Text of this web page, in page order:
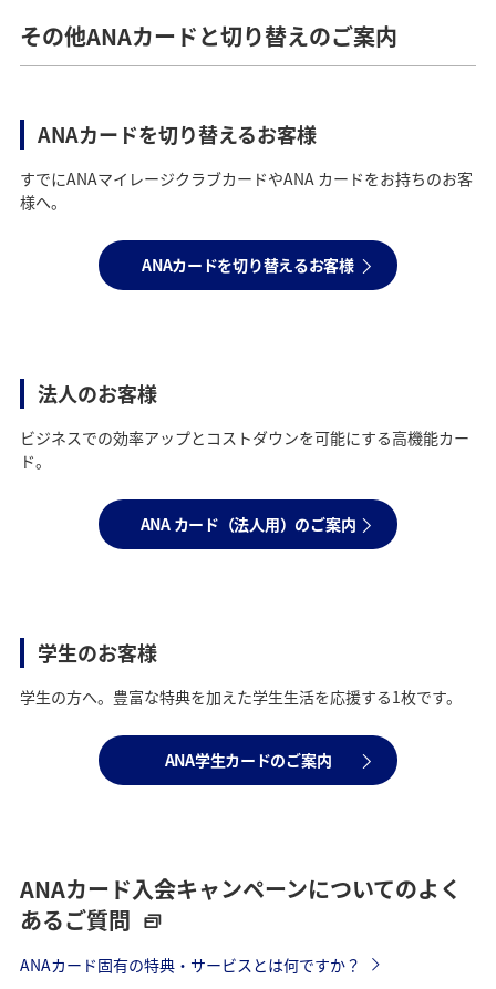
ーズカードをお持ちの会員様が、ご利用条件達成のうえ、1
名様をANAダイナースカードへご紹介するごとに5,000マイ
ル相当のポイントをプレゼント！
で、別途ご登録の上お手続きください。
ーフライヤーズ プレミアムカードをお持ちの方のみが、追
加でお申し込みいただける金属製カードです。
金属ならではのずっしりとした重さと上質な手触りがあ
その他ANAカードと切り替えのご案内
ANAカードを切り替えるお客様
すでにANAマイレージクラブカードやANA カードをお持ちのお客
様へ。
ANAカードを切り替えるお客様
法人のお客様
ビジネスでの効率アップとコストダウンを可能にする高機能カー
ド。
ANA カード（法人用）のご案内
学生のお客様
学生の方へ。豊富な特典を加えた学生生活を応援する1枚です。
ANA学生カードのご案内
ANAカード入会キャンペーンについてのよく
あるご質問
ANAカード固有の特典・サービスとは何ですか？